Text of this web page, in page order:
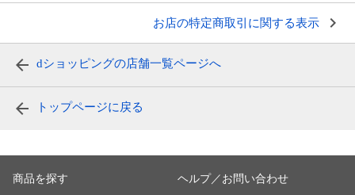
(ネコポス) カラー コ
(ネコポス) ブラウン
ンタクトレンズ レヴ
ィア キャンマジ公式
カラー コンタクト
お店の特定商取引に関する表示
dショッピングの店舗一覧ページへ
トップページに戻る
商品を探す ヘルプ／お問い合わせ